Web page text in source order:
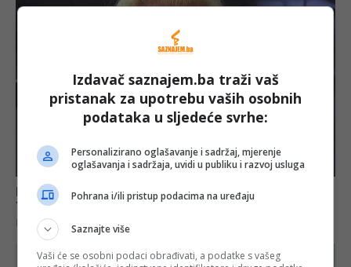
Izdavač saznajem.ba traži vaš
pristanak za upotrebu vaših osobnih
podataka u sljedeće svrhe:
Personalizirano oglašavanje i sadržaj, mjerenje
oglašavanja i sadržaja, uvidi u publiku i razvoj usluga
Pohrana i/ili pristup podacima na uređaju
Saznajte više
Vaši će se osobni podaci obrađivati, a podatke s vašeg